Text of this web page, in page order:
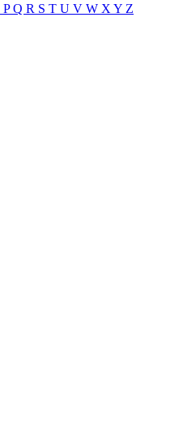
PQ R S T U V W X Y Z